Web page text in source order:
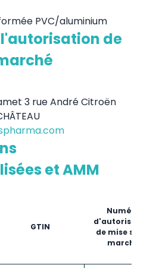
PVC/aluminium
de
3 rue André Citroën
et AMM
GTIN
Numéro
d'autorisation
de mise sur le
marché